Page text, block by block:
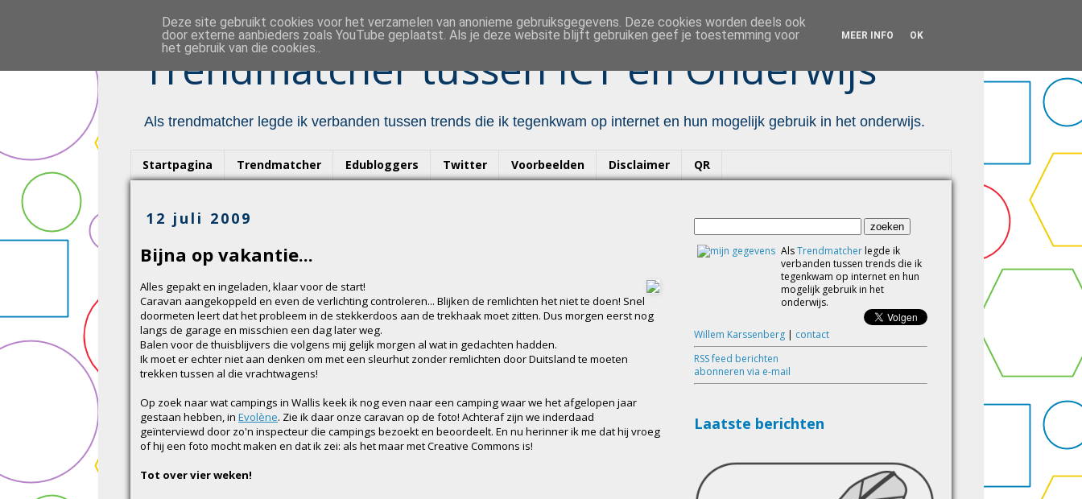
Trendmatcher tussen ICT en Onderwijs ™
Als trendmatcher legde ik verbanden tussen trends die ik tegenkwam op internet en hun mogelijk gebruik in het onderwijs.
Startpagina Trendmatcher Edubloggers Twitter Voorbeelden Disclaimer QR
12 juli 2009
Bijna op vakantie...
Alles gepakt en ingeladen, klaar voor de start!
Caravan aangekoppeld en even de verlichting controleren... Blijken de remlichten het niet te doen! Snel
doormeten leert dat het probleem in de stekkerdoos aan de trekhaak moet zitten. Dus morgen eerst nog
langs de garage en misschien een dag later weg.
Balen voor de thuisblijvers die volgens mij gelijk morgen al wat in gedachten hadden.
Ik moet er echter niet aan denken om met een sleurhut zonder remlichten door Duitsland te moeten
trekken tussen al die vrachtwagens!
Op zoek naar wat campings in Wallis keek ik nog even naar een camping waar we het afgelopen jaar
gestaan hebben, in Evolène. Zie ik daar onze caravan op de foto! Achteraf zijn we inderdaad
geïnterviewd door zo'n inspecteur die campings bezoekt en beoordeelt. En nu herinner ik me dat hij vroeg
of hij een foto mocht maken en dat ik zei: als het maar met Creative Commons is!
Tot over vier weken!
AlsTrendmatcher legde ik
verbanden tussen trends die ik
tegenkwam op internet en hun
mogelijk gebruik in het
onderwijs.
Willem Karssenberg | contact
RSS feed berichten
abonneren via e-mail
Laatste berichten
Deze site gebruikt cookies voor het verzamelen van anonieme gebruiksgegevens. Deze cookies worden deels ook
door externe aanbieders zoals YouTube geplaatst. Als je deze website blijft gebruiken geef je toestemming voor
het gebruik van die cookies..
MEER INFO OK